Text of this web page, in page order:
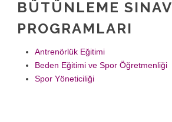
BÜTÜNLEME SINAV
PROGRAMLARI
Antrenörlük Eğitimi
Beden Eğitimi ve Spor Öğretmenliği
Spor Yöneticiliği